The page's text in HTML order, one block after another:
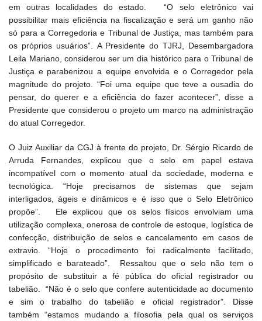
em outras localidades do estado. “O selo eletrônico vai
possibilitar mais eficiência na fiscalização e será um ganho não
só para a Corregedoria e Tribunal de Justiça, mas também para
os próprios usuários”. A Presidente do TJRJ, Desembargadora
Leila Mariano, considerou ser um dia histórico para o Tribunal de
Justiça e parabenizou a equipe envolvida e o Corregedor pela
magnitude do projeto. “Foi uma equipe que teve a ousadia do
pensar, do querer e a eficiência do fazer acontecer”, disse a
Presidente que considerou o projeto um marco na administração
do atual Corregedor.
O Juiz Auxiliar da CGJ à frente do projeto, Dr. Sérgio Ricardo de
Arruda Fernandes, explicou que o selo em papel estava
incompatível com o momento atual da sociedade, moderna e
tecnológica. “Hoje precisamos de sistemas que sejam
interligados, ágeis e dinâmicos e é isso que o Selo Eletrônico
propõe”. Ele explicou que os selos físicos envolviam uma
utilização complexa, onerosa de controle de estoque, logística de
confecção, distribuição de selos e cancelamento em casos de
extravio. “Hoje o procedimento foi radicalmente facilitado,
simplificado e barateado”. Ressaltou que o selo não tem o
propósito de substituir a fé pública do oficial registrador ou
tabelião. “Não é o selo que confere autenticidade ao documento
e sim o trabalho do tabelião e oficial registrador”. Disse
também “estamos mudando a filosofia pela qual os serviços